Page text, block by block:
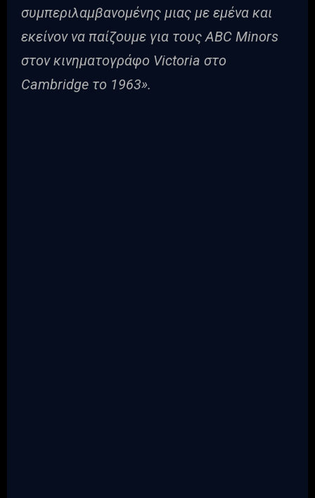
συμπεριλαμβανομένης μιας με εμένα και
εκείνον να παίζουμε για τους ABC Minors
στον κινηματογράφο Victoria στο
Cambridge το 1963».